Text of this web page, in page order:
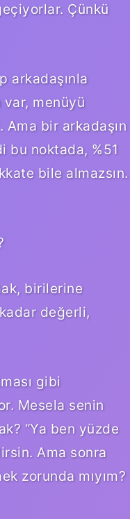
Çünkü
arkadaşınla
menüyü
bir arkadaşın
bu noktada, %51
bile almazsın.
birilerine
değerli,
gibi
Mesela senin
“Ya ben yüzde
Ama sonra
zorunda mıyım?